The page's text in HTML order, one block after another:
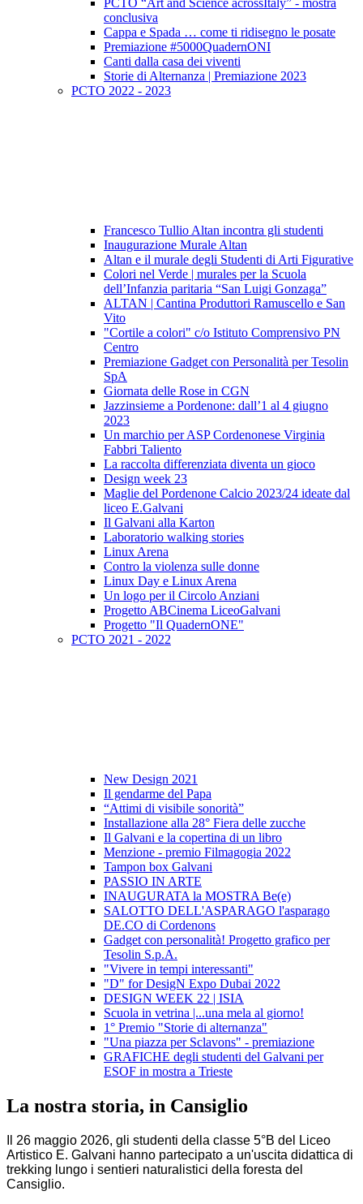
PCTO “Art and Science acrossItaly” - mostra
conclusiva
Cappa e Spada … come ti ridisegno le posate
Premiazione #5000QuadernONI
Canti dalla casa dei viventi
Storie di Alternanza | Premiazione 2023
PCTO 2022 - 2023
Francesco Tullio Altan incontra gli studenti
Inaugurazione Murale Altan
Altan e il murale degli Studenti di Arti Figurative
Colori nel Verde | murales per la Scuola
dell’Infanzia paritaria “San Luigi Gonzaga”
ALTAN | Cantina Produttori Ramuscello e San
Vito
"Cortile a colori" c/o Istituto Comprensivo PN
Centro
Premiazione Gadget con Personalità per Tesolin
SpA
Giornata delle Rose in CGN
Jazzinsieme a Pordenone: dall’1 al 4 giugno
2023
Un marchio per ASP Cordenonese Virginia
Fabbri Taliento
La raccolta differenziata diventa un gioco
Design week 23
Maglie del Pordenone Calcio 2023/24 ideate dal
liceo E.Galvani
Il Galvani alla Karton
Laboratorio walking stories
Linux Arena
Contro la violenza sulle donne
Linux Day e Linux Arena
Un logo per il Circolo Anziani
Progetto ABCinema LiceoGalvani
Progetto "Il QuadernONE"
PCTO 2021 - 2022
New Design 2021
Il gendarme del Papa
“Attimi di visibile sonorità”
Installazione alla 28° Fiera delle zucche
Il Galvani e la copertina di un libro
Menzione - premio Filmagogia 2022
Tampon box Galvani
PASSIO IN ARTE
INAUGURATA la MOSTRA Be(e)
SALOTTO DELL'ASPARAGO l'asparago
DE.CO di Cordenons
Gadget con personalità! Progetto grafico per
Tesolin S.p.A.
"Vivere in tempi interessanti"
"D" for DesigN Expo Dubai 2022
DESIGN WEEK 22 | ISIA
Scuola in vetrina |...una mela al giorno!
1° Premio "Storie di alternanza"
"Una piazza per Sclavons" - premiazione
GRAFICHE degli studenti del Galvani per
ESOF in mostra a Trieste
La nostra storia, in Cansiglio
l 26 maggio 2026, gli studenti della classe 5°B del
Liceo
Artistico E. Galvani hanno partecipato a un'uscita didattica di
trekking lungo i sentieri naturalistici della foresta del
Cansiglio.